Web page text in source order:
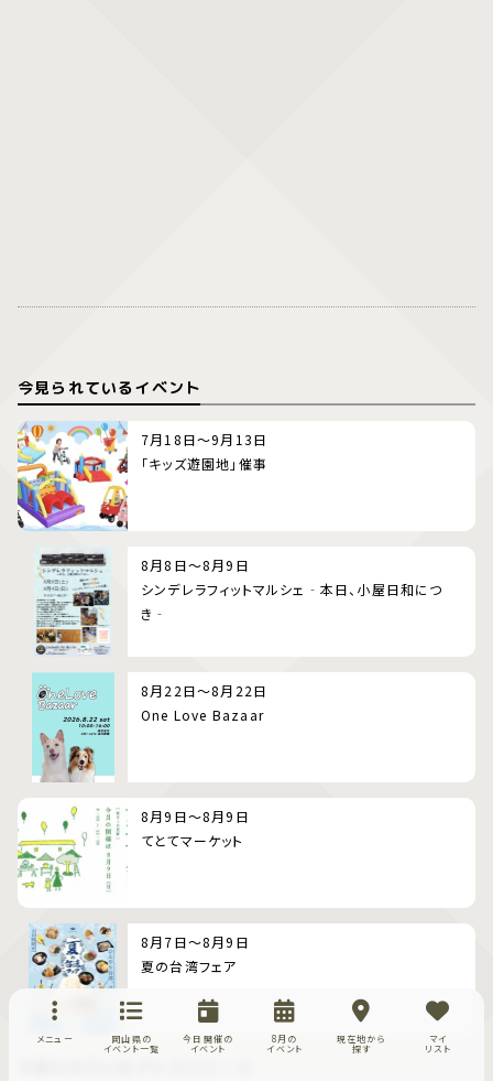
今見られているイベント
7月18日～9月13日
「キッズ遊園地」催事
8月8日～8月9日
シンデレラフィットマルシェ‐本日、小屋日和につ
き‐
8月22日～8月22日
One Love Bazaar
8月9日～8月9日
てとてマーケット
8月7日～8月9日
夏の台湾フェア
メニュー
岡山県の
イベント一覧
今日開催の
イベント
8月の
イベント
現在地から
探す
マイ
リスト